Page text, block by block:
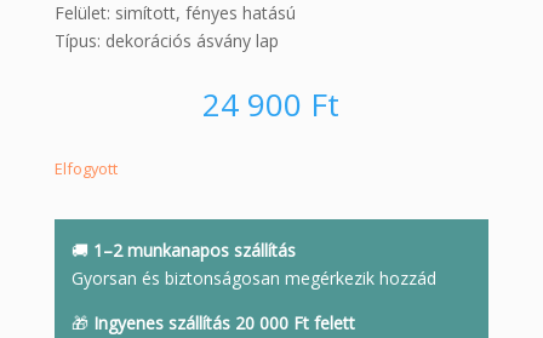
Felület: simított, fényes hatású
Típus: dekorációs ásvány lap
24 900 Ft
Elfogyott
🚚 1–2 munkanapos szállítás
Gyorsan és biztonságosan megérkezik hozzád
🎁 Ingyenes szállítás 20 000 Ft felett